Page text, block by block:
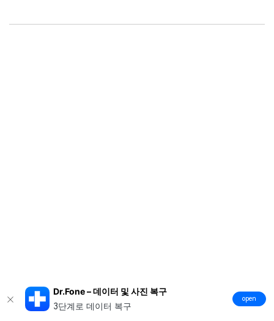
Dr.Fone – 데이터 및 사진 복구
3단계로 데이터 복구
open